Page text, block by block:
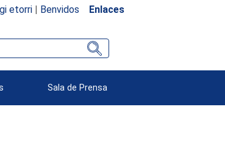
etorri| Benvidos Enlaces
Sala de Prensa